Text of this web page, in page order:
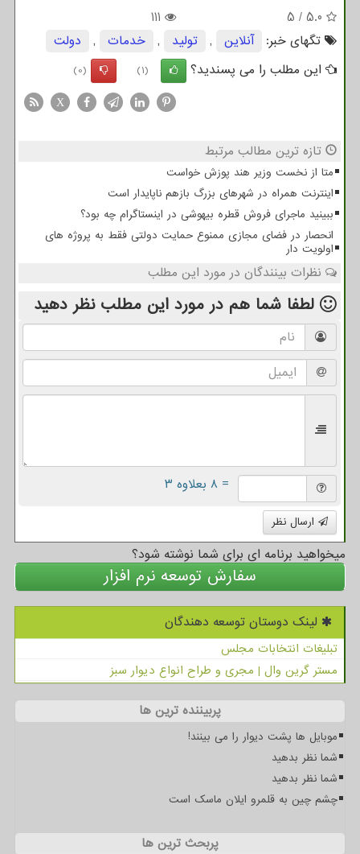
5.0
/
5
111
تگهای خبر:
آنلاین , تولید , خدمات ,
دولت
این مطلب را می پسندید؟
(1)
(0)
X
تازه ترین مطالب مرتبط
متا از نخست وزیر هند پوزش خواست
اینترنت همراه در شهرهای بزرگ بازهم ناپایدار است
ببینید ماجرای فروش قطره بیهوشی در اینستاگرام چه بود؟
انحصار در فضای مجازی ممنوع حمایت دولتی فقط به پروژه های
اولویت دار
نظرات بینندگان در مورد این مطلب
لطفا شما هم در مورد این مطلب نظر دهید
= ۸ بعلاوه ۳
ارسال نظر
میخواهید برنامه ای برای شما نوشته شود؟
سفارش توسعه نرم افزار
لینک دوستان توسعه دهندگان
تبلیغات انتخابات مجلس
مستر گرین وال | مجری و طراح انواع دیوار سبز
پربیننده ترین ها
موبایل ها پشت دیوار را می بینند!
شما نظر بدهید
شما نظر بدهید
چشم چین به قلمرو ایلان ماسک است
پربحث ترین ها